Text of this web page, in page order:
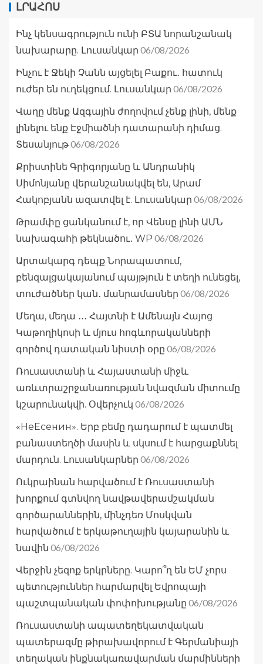
ԼՐԱՀՈՍ
Ինչ կենսագրություն ունի ԲՏԱ նորանշանակ
նախարարը. Լուսանկար 06/08/2026
Ինչու է Ջեկի Չանն այցելել Բաքու․ հատուկ
ուժեր են ուղեկցում. Լուսանկար 06/08/2026
Վաղը մենք Ազգային ժողովում չենք լինի, մենք
լինելու ենք Էջմիածնի դատարանի դիմաց.
Տեսանյութ06/08/2026
Քրիստինե Գրիգորյանը և Անդրանիկ
Սիմոնյանը վերանշանակվել են, Արամ
Հակոբյանն ազատվել է. Լուսանկար 06/08/2026
Թրամփը ցանկանում է, որ Վենսը լինի ԱՄՆ
նախագահի թեկնածու․ WP 06/08/2026
Արտակարգ դեպք Նորապատում,
բենզալցակայանում պայթյուն է տեղի ունեցել,
տուժածներ կան․ մանրամասներ 06/08/2026
Մեղա, մեղա ․․․ Հայտնի է Ամենայն Հայոց
Կաթողիկոսի և մյուս հոգևորականների
գործով դատական նիստի օրը 06/08/2026
Ռուսաստանի և Հայաստանի միջև
առևտրաշրջանառության նվազման միտումը
կշարունակվի. Օվերչուկ 06/08/2026
«НеЕсенин». Երբ բեմը դադարում է պատմել
բանաստեղծի մասին և սկսում է հարցաքննել
մարդուն. Լուսանկարներ 06/08/2026
Ուկրաինան հարվածում է Ռուսաստանի
խորքում գտնվող նավթավերամշակման
գործարաններին, մինչդեռ Մոսկվան
հարվածում է երկաթուղային կայարանին և
նավին 06/08/2026
Վերջին չեզոք երկրները. Կարո՞ղ են ԵՄ չորս
պետություններ հարմարվել Եվրոպայի
պաշտպանական փոփոխությանը 06/08/2026
Ռուսաստանի ապատեղեկատվական
պատերազմը թիրախավորում է Գերմանիայի
տեղական ինքնակառավարման մարմինների